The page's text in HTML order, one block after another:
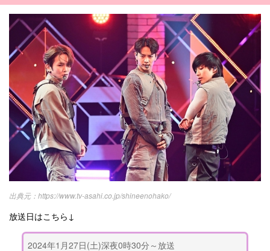
https://www.tv-asahi.co.jp/shineenohako/
放送日はこちら↓
2024年1月27日(土)深夜0時30分～放送